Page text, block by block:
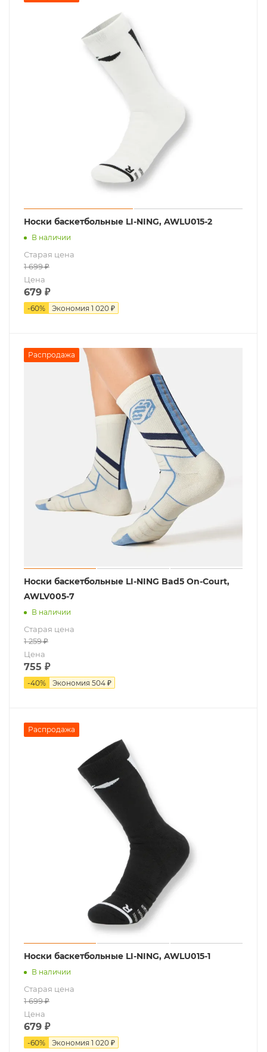
Носки баскетбольные LI-NING, AWLU015-2
В наличии
Старая цена
1 699₽
Цена
679 ₽
-60% Экономия 1 020 ₽
Распродажа
Носки баскетбольные LI-NING Bad5 On-Court,
AWLV005-7
В наличии
Старая цена
1 259₽
Цена
755 ₽
-40% Экономия 504 ₽
Распродажа
Носки баскетбольные LI-NING, AWLU015-1
В наличии
Старая цена
1 699₽
Цена
679 ₽
-60% Экономия 1 020 ₽